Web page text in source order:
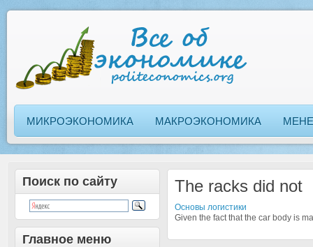
МИКРОЭКОНОМИКА МАКРОЭКОНОМИКА
Поиск по сайту
Главное меню
The racks did not
Основы логистики
Given the fact that the car body is